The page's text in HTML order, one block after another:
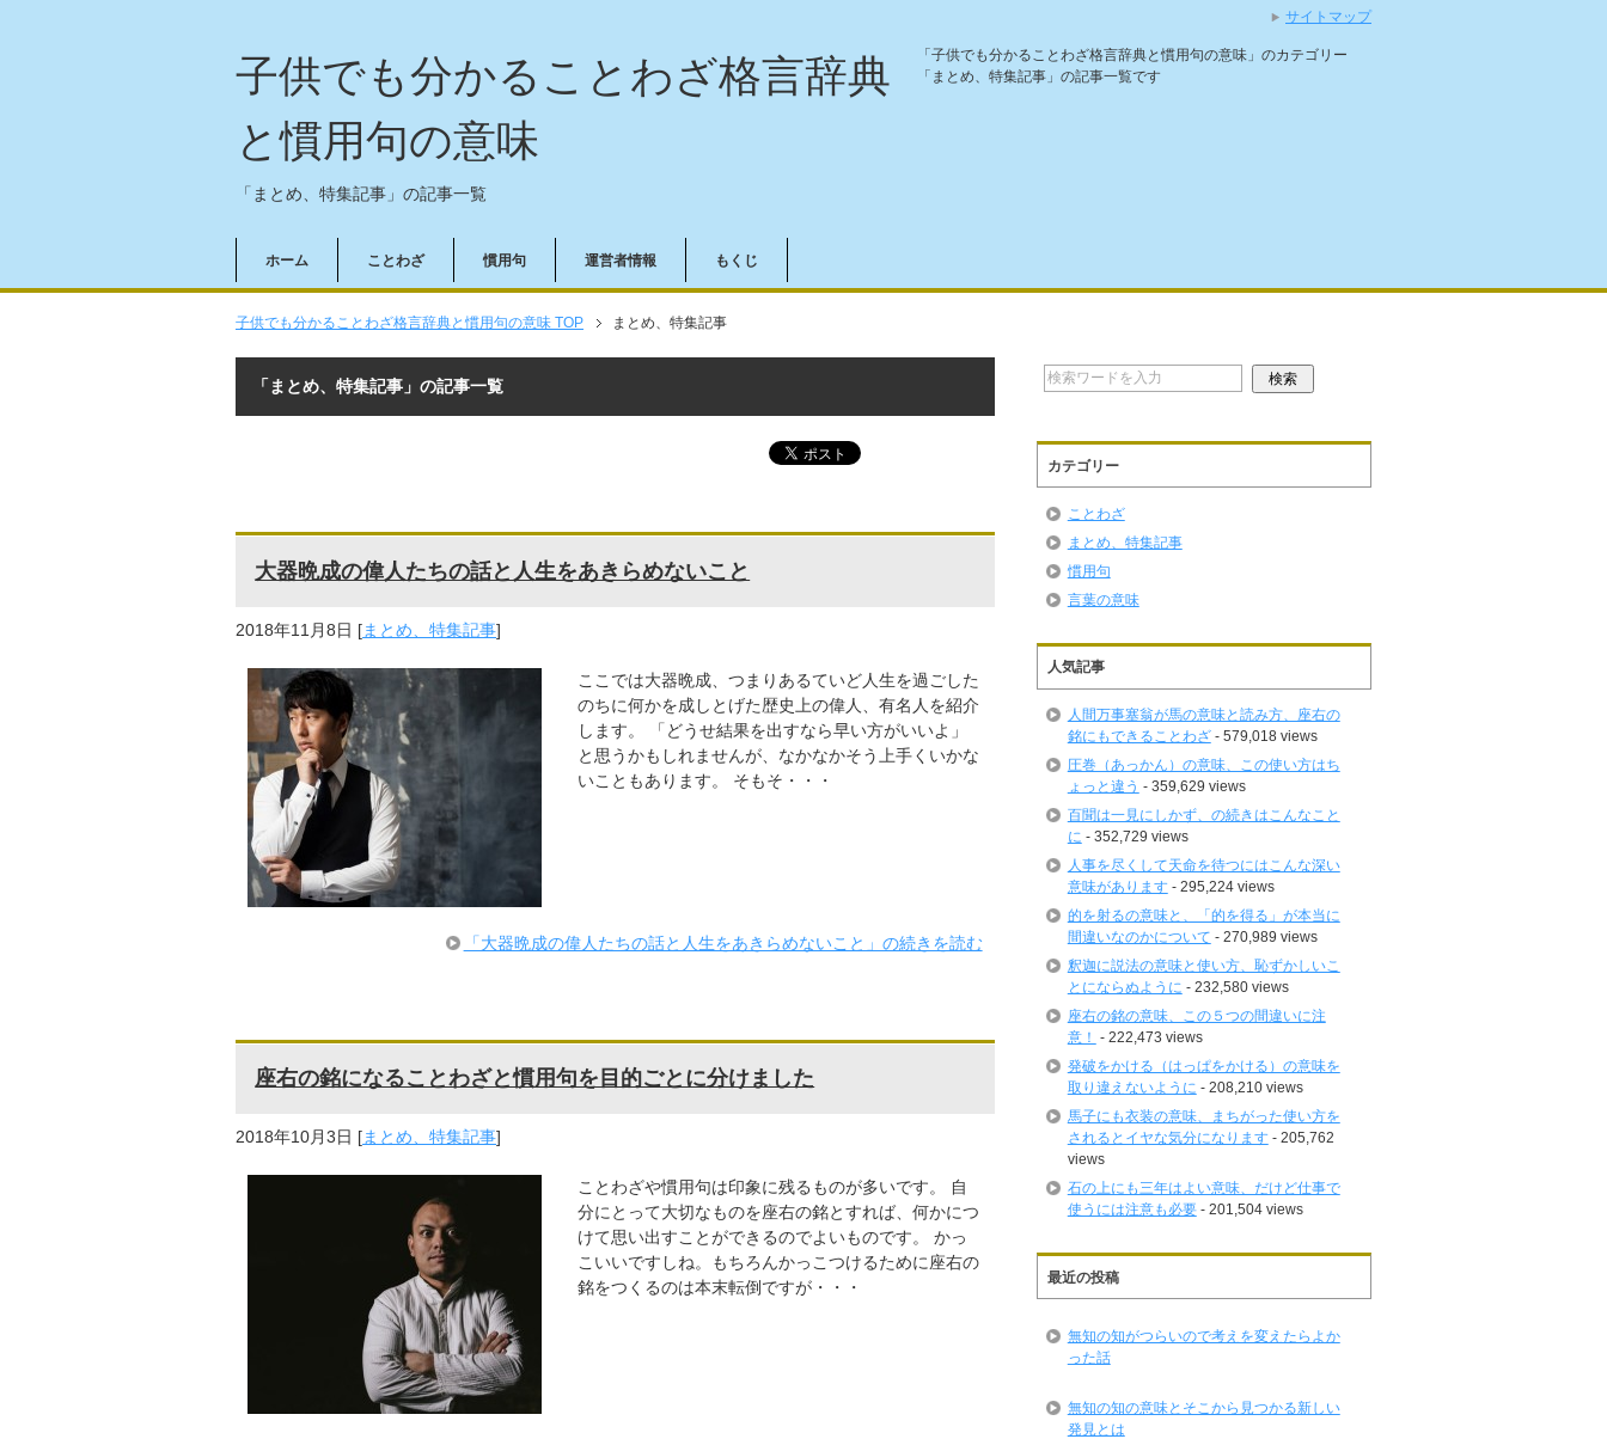
子供でも分かることわざ格言辞典
と慣用句の意味
「まとめ、特集記事」の記事一覧
「子供でも分かることわざ格言辞典と慣用句の意味」のカテゴリー
「まとめ、特集記事」の記事一覧です
ホーム ことわざ 慣用句 運営者情報 もくじ
子供でも分かることわざ格言辞典と慣用句の意味 TOP まとめ、特集記事
「まとめ、特集記事」の記事一覧
大器晩成の偉人たちの話と人生をあきらめないこと
2018年11月8日 [まとめ、特集記事]
ここでは大器晩成、つまりあるていど人生を過ごした
のちに何かを成しとげた歴史上の偉人、有名人を紹介
します。 「どうせ結果を出すなら早い方がいいよ」
と思うかもしれませんが、なかなかそう上手くいかな
いこともあります。 そもそ・・・
「大器晩成の偉人たちの話と人生をあきらめないこと」の続きを読む
座右の銘になることわざと慣用句を目的ごとに分けました
2018年10月3日 [まとめ、特集記事]
ことわざや慣用句は印象に残るものが多いです。 自
分にとって大切なものを座右の銘とすれば、何かにつ
けて思い出すことができるのでよいものです。 かっ
こいいですしね。もちろんかっこつけるために座右の
銘をつくるのは本末転倒ですが・・・
カテゴリー
ことわざ
まとめ、特集記事
慣用句
言葉の意味
人気記事
人間万事塞翁が馬の意味と読み方、座右の
銘にもできることわざ- 579,018 views
圧巻（あっかん）の意味、この使い方はち
ょっと違う - 359,629 views
百聞は一見にしかず、の続きはこんなこと
に - 352,729 views
人事を尽くして天命を待つにはこんな深い
意味があります- 295,224 views
的を射るの意味と、「的を得る」が本当に
間違いなのかについて - 270,989 views
釈迦に説法の意味と使い方、恥ずかしいこ
とにならぬように - 232,580 views
座右の銘の意味、この５つの間違いに注
意！ - 222,473 views
発破をかける（はっぱをかける）の意味を
取り違えないように - 208,210 views
馬子にも衣装の意味、まちがった使い方を
されるとイヤな気分になります- 205,762
views
石の上にも三年はよい意味、だけど仕事で
使うには注意も必要- 201,504 views
最近の投稿
無知の知がつらいので考えを変えたらよか
った話
無知の知の意味とそこから見つかる新しい
発見とは
サイトマップ